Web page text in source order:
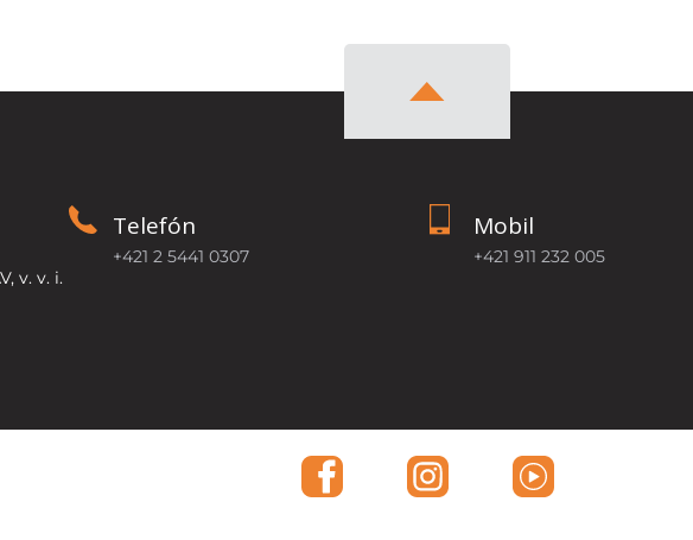
v. v. i.
Telefón
+421 2 5441 0307
Mobil
+421 911 232 005